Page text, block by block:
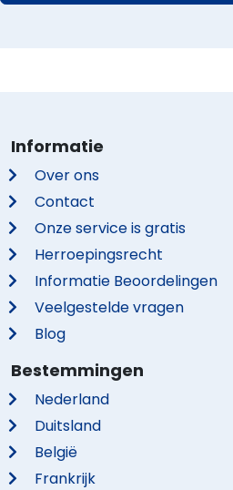
Informatie
Over ons
Contact
Onze service is gratis
Herroepingsrecht
Informatie Beoordelingen
Veelgestelde vragen
Blog
Bestemmingen
Nederland
Duitsland
België
Frankrijk